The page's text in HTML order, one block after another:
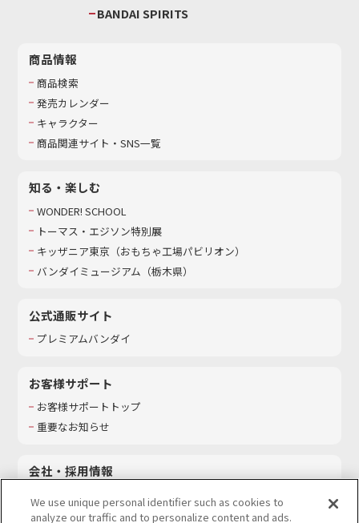
BANDAI SPIRITS
商品情報
商品検索
発売カレンダー
キャラクター
商品関連サイト・SNS一覧
知る・楽しむ
WONDER! SCHOOL
トーマス・エジソン特別展
キッザニア東京（おもちゃ工場パビリオン）​
バンダイミュージアム（栃木県）
公式通販サイト
プレミアムバンダイ
お客様サポート
お客様サポートトップ
重要なお知らせ
会社・採用情報
採用情報
We use unique personal identifier such as cookies to
analyze our traffic and to personalize content and ads.